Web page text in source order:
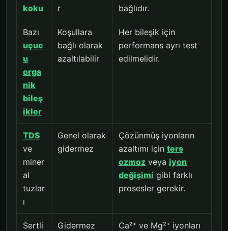
koku r bağlıdır.
Bazı
uçuc
u
orga
nik
bileş
ikler
Koşullara
bağlı olarak
azaltılabilir
Her bileşik için
performans ayrı test
edilmelidir.
TDS
ve
miner
al
tuzlar
ı
Genel olarak
gidermez
Çözünmüş iyonların
azaltımı için ters
ozmoz veya iyon
değişimi gibi farklı
prosesler gerekir.
Sertli
Gidermez
Ca²⁺ ve Mg²⁺ iyonları